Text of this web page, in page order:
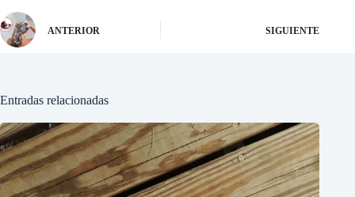
ANTERIOR SIGUIENTE
Entradas relacionadas